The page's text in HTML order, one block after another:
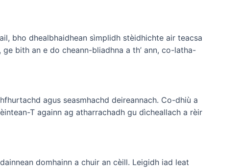
bho dhealbhaidhean sìmplidh stèidhichte air teacsa
bith an e do cheann-bliadhna a th’ ann, co-latha-
agus seasmhachd deireannach. Co-dhiù a
T againn ag atharrachadh gu dìcheallach a rèir
domhainn a chuir an cèill. Leigidh iad leat